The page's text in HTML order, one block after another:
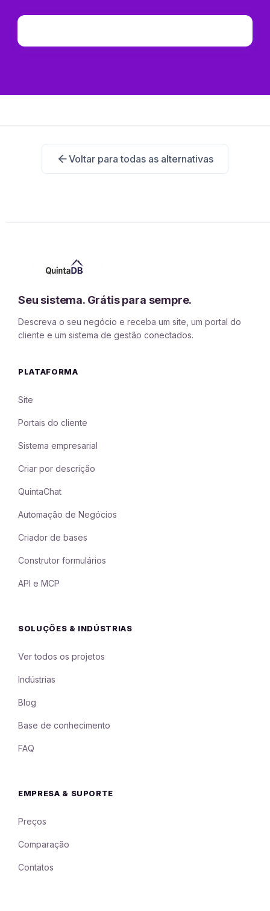
Voltar para todas as alternativas
Seu sistema. Grátis para sempre.
Descreva o seu negócio e receba um site, um portal do
cliente e um sistema de gestão conectados.
PLATAFORMA
Site
Portais do cliente
Sistema empresarial
Criar por descrição
QuintaChat
Automação de Negócios
Criador de bases
Construtor formulários
API e MCP
SOLUÇÕES & INDÚSTRIAS
Ver todos os projetos
Indústrias
Blog
Base de conhecimento
FAQ
EMPRESA & SUPORTE
Preços
Comparação
Contatos